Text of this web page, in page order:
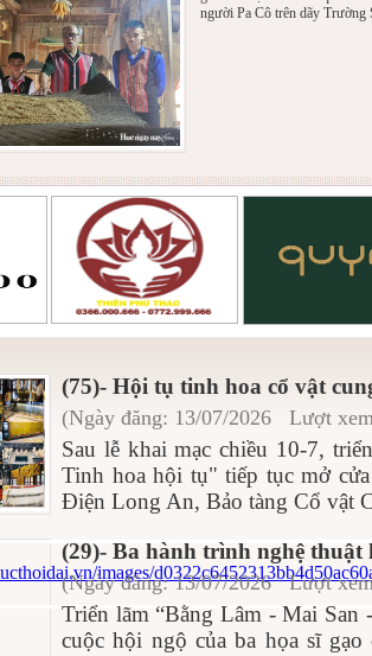
người Pa Cô trên dãy Trường
(75)- Hội tụ tinh hoa cổ vật
(Ngày đăng: 13/07/2026 Lượt
Sau lễ khai mạc chiều 10-7,
Tinh hoa hội tụ" tiếp tục mở
Điện Long An, Bảo tàng Cổ vật
(29)- Ba hành trình nghệ thuật
(Ngày đăng: 13/07/2026 Lượt
Triển lãm “Bằng Lâm - Mai
cuộc hội ngộ của ba họa sĩ